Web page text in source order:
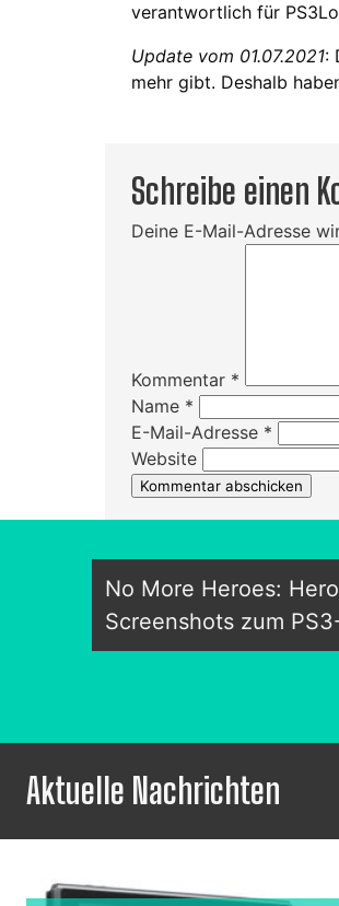
verantwortlich für
Update vom 01.07.2021:
mehr gibt. Deshalb
Schreibe einen
Deine E-Mail-Adresse
Kommentar *
Name *
E-Mail-Adresse *
Website
No More Heroes:
Screenshots zum
Aktuelle Nachrichten